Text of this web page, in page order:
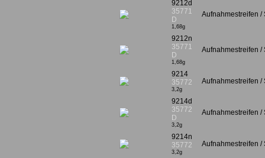
9212d
35771
D
1,68g
Aufnahmestreifen /
9212n
35771
D
1,68g
Aufnahmestreifen /
9214
35772
3,2g
Aufnahmestreifen /
9214d
35772
D
3,2g
Aufnahmestreifen /
9214n
35772
3,2g
Aufnahmestreifen /